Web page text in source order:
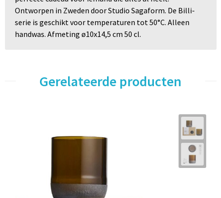
Ontworpen in Zweden door Studio Sagaform. De Billi-
serie is geschikt voor temperaturen tot 50°C. Alleen
handwas. Afmeting ø10x14,5 cm 50 cl.
Gerelateerde producten